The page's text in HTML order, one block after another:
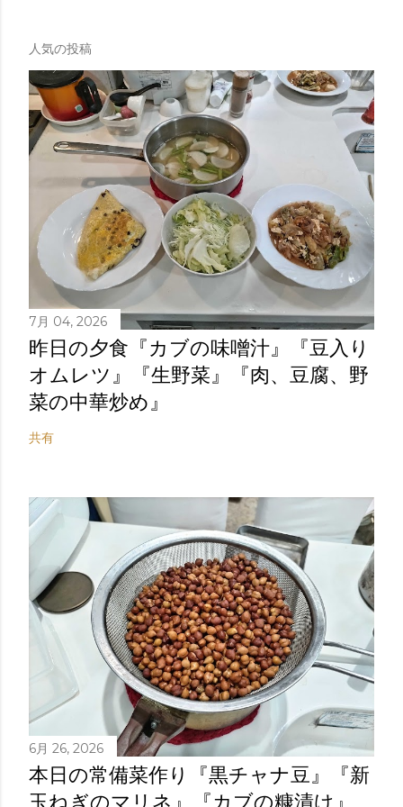
人気の投稿
7月 04, 2026
昨日の夕食『カブの味噌汁』『豆入り
オムレツ』『生野菜』『肉、豆腐、野
菜の中華炒め』
共有
6月 26, 2026
本日の常備菜作り『黒チャナ豆』『新